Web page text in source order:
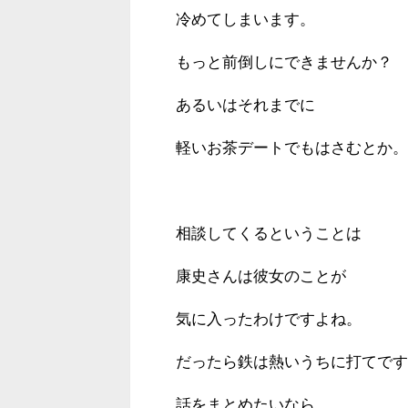
冷めてしまいます。
もっと前倒しにできませんか？
あるいはそれまでに
軽いお茶デートでもはさむとか。
相談してくるということは
康史さんは彼女のことが
気に入ったわけですよね。
だったら鉄は熱いうちに打てで
話をまとめたいなら